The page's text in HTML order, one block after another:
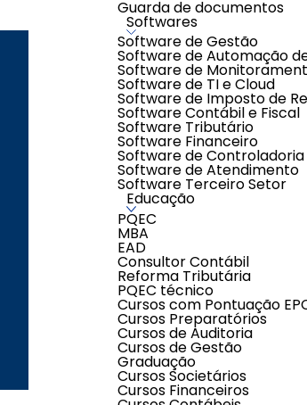
Guarda de documentos
Softwares
Software de Gestão
Software de Automação
Software de
Software de TI e Cloud
Software de Imposto de
Software Contábil e Fiscal
Software Tributário
Software Financeiro
Software de Controladoria
Software de Atendimento
Software Terceiro Setor
Educação
PQEC
MBA
EAD
Consultor Contábil
Reforma Tributária
PQEC técnico
Cursos com Pontuação
Cursos Preparatórios
Cursos de Auditoria
Cursos de Gestão
Graduação
Cursos Societários
Cursos Financeiros
Segunda à Sexta-
feira das 08h00 às
Sábados das 08h00
(exceto feriados)
ENDEREÇO
Criação e